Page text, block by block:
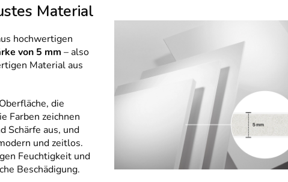
Material
hochwertigen
von 5 mm – also
Material aus
die
Farben zeichnen
Schärfe aus, und
und zeitlos.
Feuchtigkeit und
Beschädigung.